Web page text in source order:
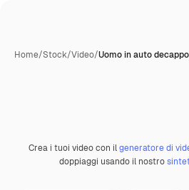
Home/Stock/Video/Uomo in auto
Premium
Crea i tuoi video con ilgeneratore di
doppiaggi usando il nostro